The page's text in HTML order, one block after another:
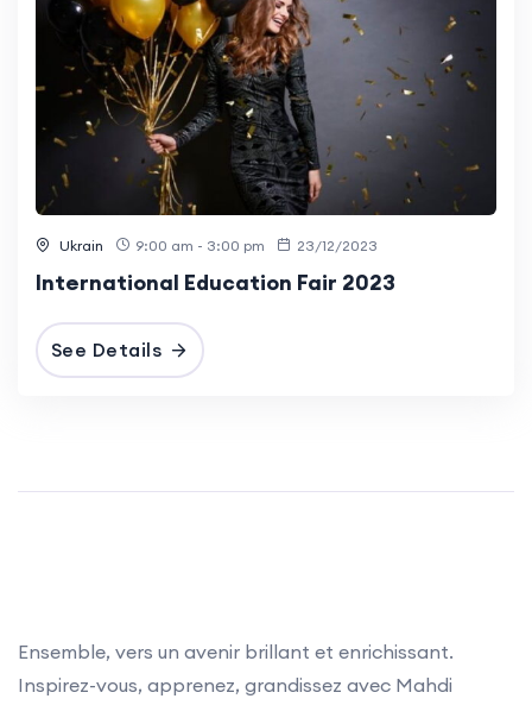
Ukrain 9:00 am - 3:00 pm 23/12/2023
International Education Fair 2023
See Details
Ensemble, vers un avenir brillant et enrichissant.
Inspirez-vous, apprenez, grandissez avec Mahdi